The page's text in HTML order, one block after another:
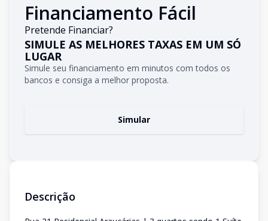
Financiamento Fácil
Pretende Financiar?
SIMULE AS MELHORES TAXAS EM UM SÓ
LUGAR
Simule seu financiamento em minutos com todos os
bancos e consiga a melhor proposta.
Simular
Descrição